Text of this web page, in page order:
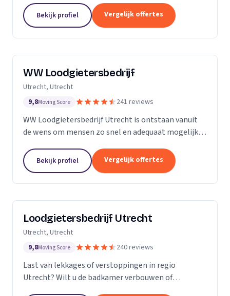
rioolprobleem complexer bleek te zijn dan gedacht.
Of een rekening van...
Bekijk profiel Vergelijk offertes
WW Loodgietersbedrijf
Utrecht, Utrecht
9,8Moving Score 241 reviews
WW Loodgietersbedrijf Utrecht is ontstaan vanuit
de wens om mensen zo snel en adequaat mogelijk
hebben we onze diensten uitgebreid om ons ook
bezig...
Bekijk profiel Vergelijk offertes
Loodgietersbedrijf Utrecht
Utrecht, Utrecht
9,8Moving Score 240 reviews
Last van lekkages of verstoppingen in regio
Utrecht? Wilt u de badkamer verbouwen of